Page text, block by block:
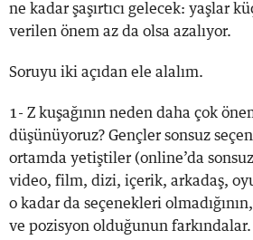
ne kadar şaşırtıcı gelecek: yaşlar
verilen önem az da olsa azalıyor.
Soruyu iki açıdan ele alalım.
1- Z kuşağının neden daha çok
düşünüyoruz? Gençler sonsuz
ortamda yetiştiler (online’da
video, film, dizi, içerik, arkadaş,
o kadar da seçenekleri olmadığının,
ve pozisyon olduğunun